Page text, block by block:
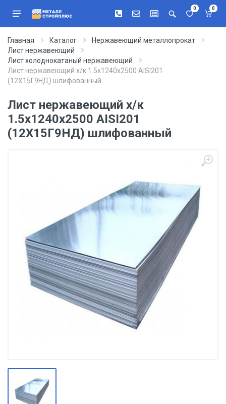
0 0
Главная Каталог
Нержавеющий металлопрокат
Лист нержавеющий
Лист холоднокатаный нержавеющий
Лист нержавеющий х/к 1.5х1240х2500 AISI201
(12Х15Г9НД) шлифованный
Лист нержавеющий х/к
1.5х1240х2500 AISI201
(12Х15Г9НД) шлифованный